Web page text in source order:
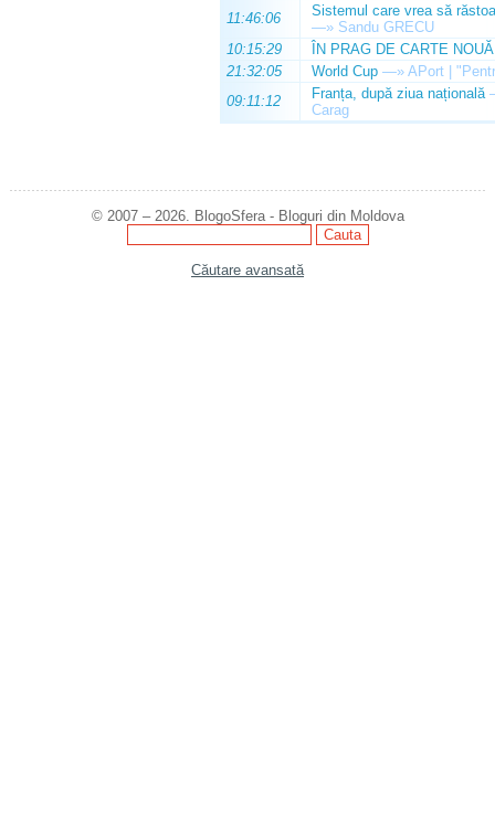
11:46:06
Sistemul care vrea să
—» Sandu GRECU
10:15:29
ÎN PRAG DE CARTE NOUĂ
21:32:05
World Cup —» APort |
09:11:12
Franța, după ziua națională
Carag
© 2007 – 2026. BlogoSfera - Bloguri din Moldova
Căutare avansată